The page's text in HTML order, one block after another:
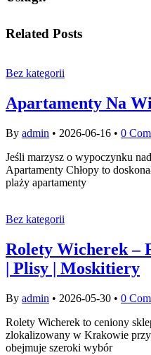
Related Posts
Bez kategorii
Apartamenty Na
By admin • 2026-06-16 • 0
Jeśli marzysz o wypoczynku
Apartamenty Chłopy to
plaży apartamenty
Bez kategorii
Rolety Wicherek –
| Plisy | Moskitiery
By admin • 2026-05-30 • 0
Rolety Wicherek to ceniony
zlokalizowany w Krakowie
obejmuje szeroki wybór